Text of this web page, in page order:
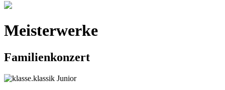
Meisterwerke
Familienkonzert